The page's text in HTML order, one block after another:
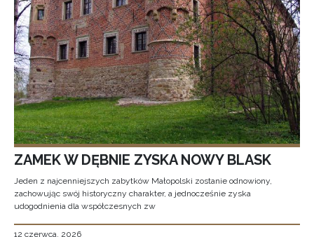
ZAMEK W DĘBNIE ZYSKA NOWY BLASK
Jeden z najcenniejszych zabytków Małopolski zostanie odnowiony,
zachowując swój historyczny charakter, a jednocześnie zyska
udogodnienia dla współczesnych zw
12 czerwca, 2026